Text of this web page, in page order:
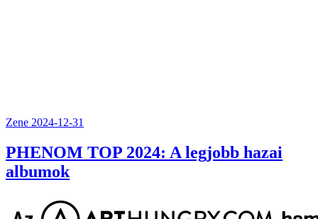
Zene 2024-12-31
PHENOM TOP 2024: A legjobb hazai
albumok